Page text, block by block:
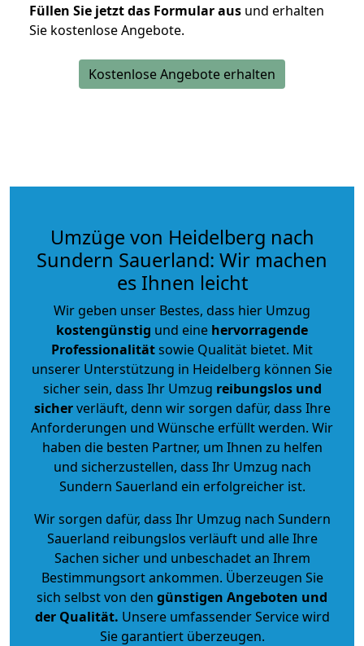
Füllen Sie jetzt das Formular aus und erhalten
Sie kostenlose Angebote.
Kostenlose Angebote erhalten
Umzüge von Heidelberg nach
Sundern Sauerland: Wir machen
es Ihnen leicht
Wir geben unser Bestes, dass hier Umzug
kostengünstig und eine hervorragende
Professionalitätsowie Qualität bietet. Mit
unserer Unterstützung in Heidelberg können Sie
sicher sein, dass Ihr Umzug reibungslos und
sicherverläuft, denn wir sorgen dafür, dass Ihre
Anforderungen und Wünsche erfüllt werden. Wir
haben die besten Partner, um Ihnen zu helfen
und sicherzustellen, dass Ihr Umzug nach
Sundern Sauerland ein erfolgreicher ist.
Wir sorgen dafür, dass Ihr Umzug nach Sundern
Sauerland reibungslos verläuft und alle Ihre
Sachen sicher und unbeschadet an Ihrem
Bestimmungsort ankommen. Überzeugen Sie
sich selbst von den günstigen Angeboten und
der Qualität. Unsere umfassender Service wird
Sie garantiert überzeugen.